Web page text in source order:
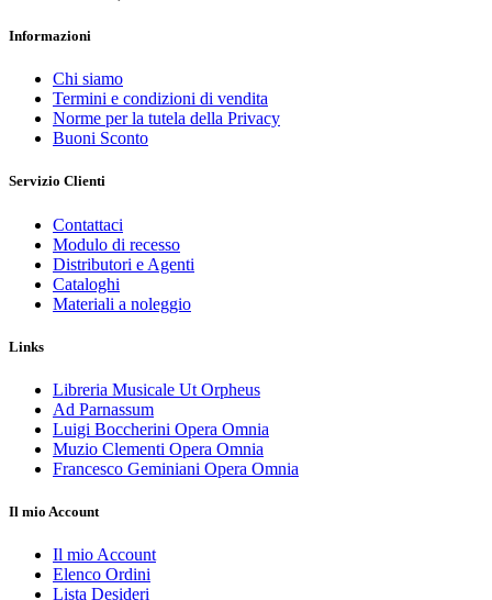
Informazioni
Chi siamo
Termini e condizioni di vendita
Norme per la tutela della Privacy
Buoni Sconto
Servizio Clienti
Contattaci
Modulo di recesso
Distributori e Agenti
Cataloghi
Materiali a noleggio
Links
Libreria Musicale Ut Orpheus
Ad Parnassum
Luigi Boccherini Opera Omnia
Muzio Clementi Opera Omnia
Francesco Geminiani Opera Omnia
Il mio Account
Il mio Account
Elenco Ordini
Lista Desideri